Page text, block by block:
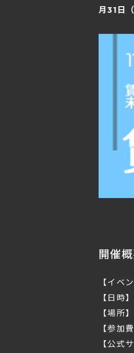
月31日
開催
【イベ
【日時
【場所
【参加
【公式